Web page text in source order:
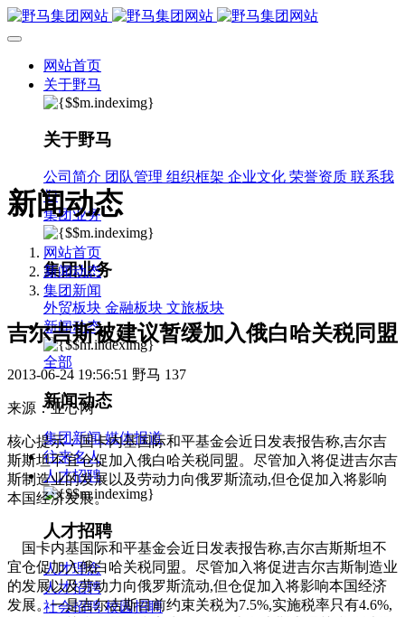
网站首页
关于野马
关于野马
公司简介 团队管理 组织框架 企业文化 荣誉资质 联系我
们
集团业务
集团业务
外贸板块 金融板块 文旅板块
新闻动态
全部
新闻动态
集团新闻 媒体报道
往来名人
人才招聘
人才招聘
人才理念
人才招聘
社会招聘 校园招聘
新闻动态
网站首页
新闻动态
集团新闻
吉尔吉斯被建议暂缓加入俄白哈关税同盟
2013-06-24 19:56:51 野马 137
来源：亚心网
核心提示：国卡内基国际和平基金会近日发表报告称,吉尔吉
斯斯坦不宜仓促加入俄白哈关税同盟。尽管加入将促进吉尔吉
斯制造业的发展以及劳动力向俄罗斯流动,但仓促加入将影响
本国经济发展。
国卡内基国际和平基金会近日发表报告称,吉尔吉斯斯坦不
宜仓促加入俄白哈关税同盟。尽管加入将促进吉尔吉斯制造业
的发展以及劳动力向俄罗斯流动,但仓促加入将影响本国经济
发展。一是吉尔吉斯目前约束关税为7.5%,实施税率只有4.6%,